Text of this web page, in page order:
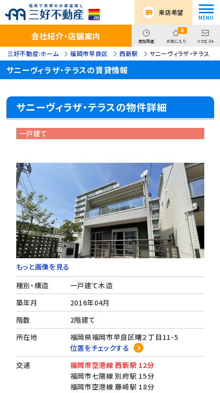
来店希望
会社紹介・店舗案内 閲覧履歴
0
お気に入り リクエスト
三好不動産:ホーム 福岡市早良区 西新駅 サニーヴィラザ・テラス
サニーヴィラザ・テラスの賃貸情報
サニーヴィラザ・テラスの物件詳細
一戸建て
もっと画像を見る
種別・構造
一戸建て木造
築年月
2016年04月
階数
2階建て
所在地
福岡県福岡市早良区曙２丁目11-5
位置をチェックする
交通
福岡市空港線 西新駅 12分
福岡市七隈線 別府駅 15分
福岡市空港線 藤崎駅 18分